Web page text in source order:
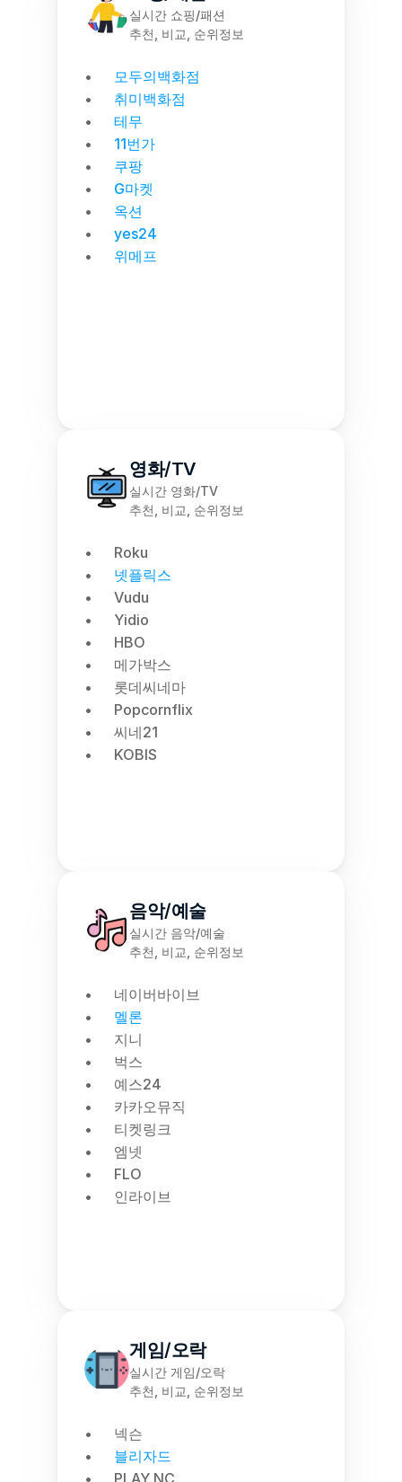
실시간 쇼핑/패션
추천, 비교, 순위정보
모두의백화점
취미백화점
테무
11번가
쿠팡
G마켓
옥션
yes24
위메프
영화/TV
실시간 영화/TV
추천, 비교, 순위정보
Roku
넷플릭스
Vudu
Yidio
HBO
메가박스
롯데씨네마
Popcornflix
씨네21
KOBIS
음악/예술
실시간 음악/예술
추천, 비교, 순위정보
네이버바이브
멜론
지니
벅스
예스24
카카오뮤직
티켓링크
엠넷
FLO
인라이브
게임/오락
실시간 게임/오락
추천, 비교, 순위정보
넥슨
블리자드
PLAY NC